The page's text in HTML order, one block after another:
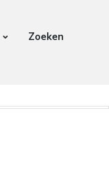
Zoeken